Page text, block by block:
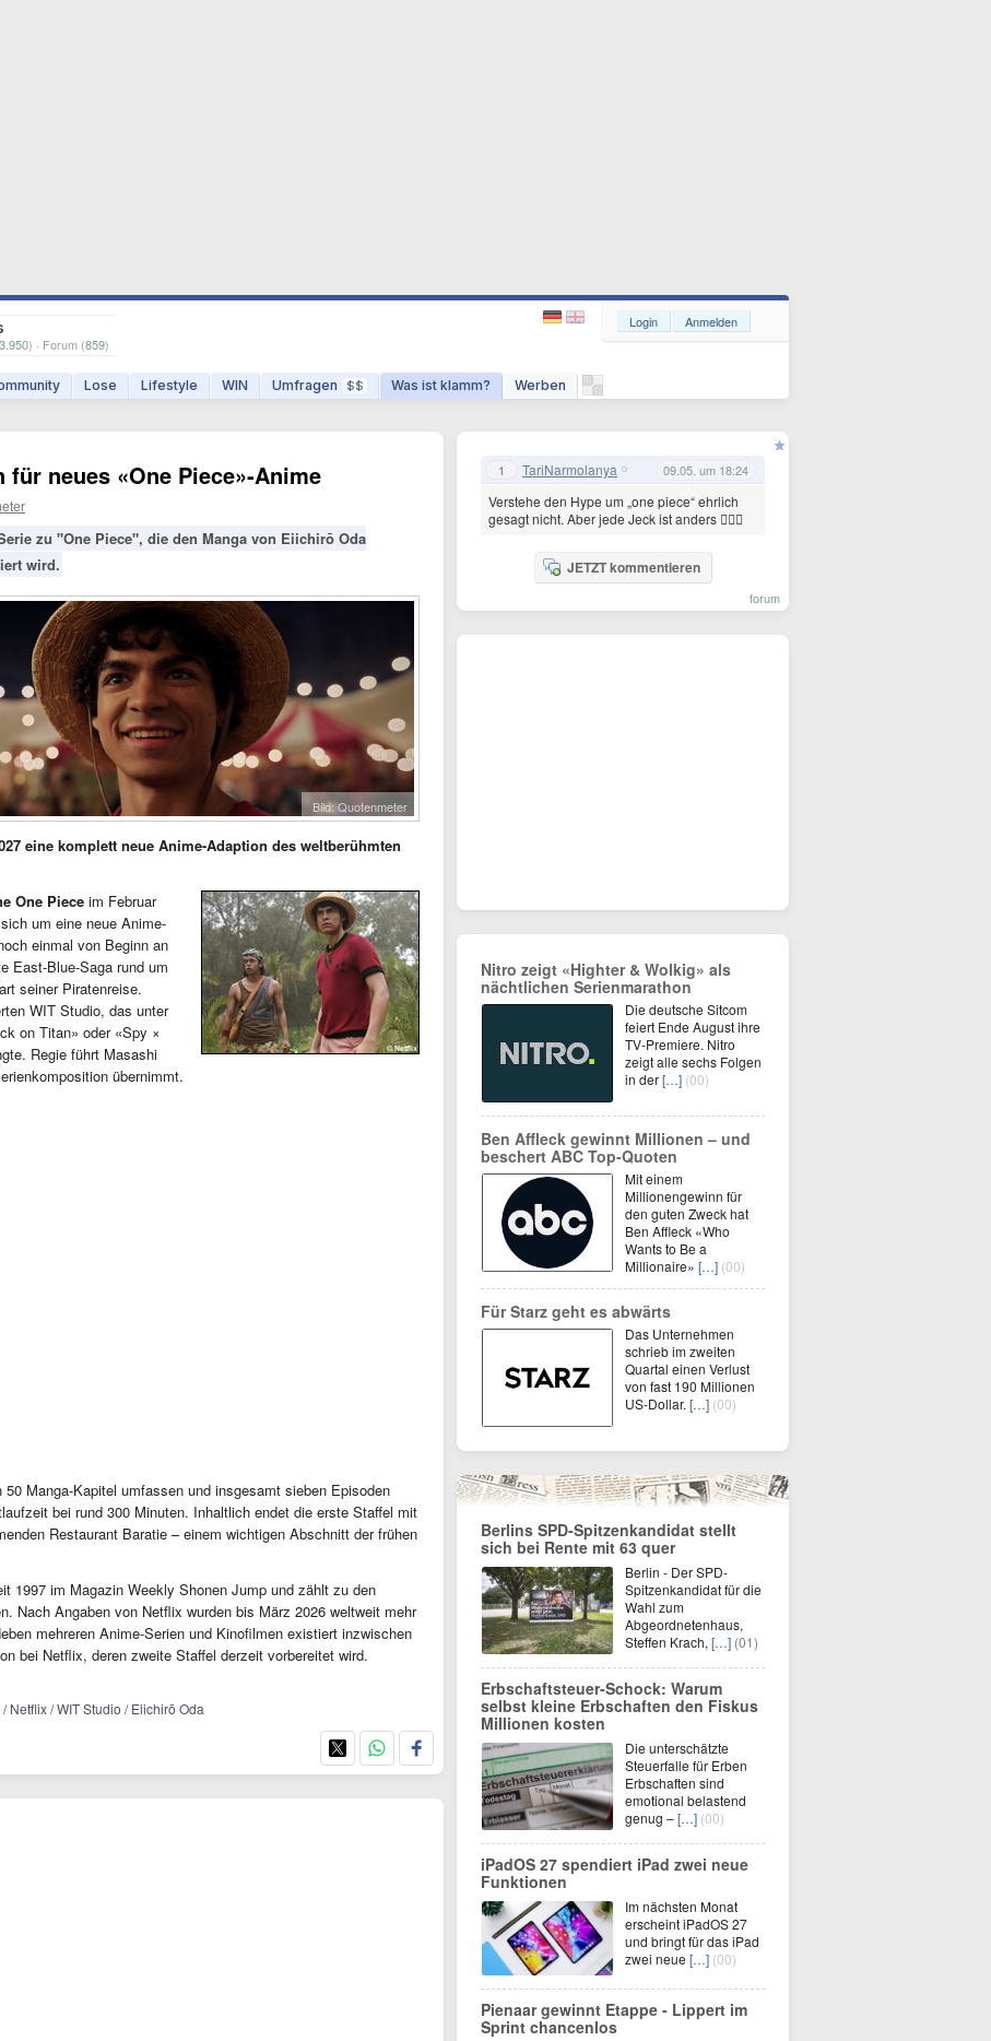
3.950) · Forum (859)
Lose Lifestyle WIN Umfragen $$ Was ist klamm? Werben
Login Anmelden
neues «One Piece»-Anime
zu "One Piece", die den Manga von Eiichirō Oda
wird.
Bild: Quotenmeter
eine komplett neue Anime-Adaption des weltberühmten
One Piece im Februar
um eine neue Anime-
einmal von Beginn an
East-Blue-Saga rund um
seiner Piratenreise.
WIT Studio, das unter
on Titan» oder «Spy ×
Regie führt Masashi
übernimmt.
Manga-Kapitel umfassen und insgesamt sieben Episoden
bei rund 300 Minuten. Inhaltlich endet die erste Staffel mit
Restaurant Baratie – einem wichtigen Abschnitt der frühen
1997 im Magazin Weekly Shonen Jump und zählt zu den
Nach Angaben von Netflix wurden bis März 2026 weltweit mehr
mehreren Anime-Serien und Kinofilmen existiert inzwischen
bei Netflix, deren zweite Staffel derzeit vorbereitet wird.
Netflix / WIT Studio / Eiichirō Oda
1 TariNarmolanya 09.05. um 18:24
Verstehe den Hype um „one piece“ ehrlich
gesagt nicht. Aber jede Jeck ist anders 🤷🏻‍♀️
JETZT kommentieren
forum
Nitro zeigt «Highter & Wolkig» als
nächtlichen Serienmarathon
Die deutsche Sitcom
feiert Ende August ihre
TV-Premiere. Nitro
zeigt alle sechs Folgen
in der[…] (00)
Ben Affleck gewinnt Millionen – und
beschert ABC Top-Quoten
Mit einem
Millionengewinn für
den guten Zweck hat
Ben Affleck «Who
Wants to Be a
Millionaire» […] (00)
Für Starz geht es abwärts
Das Unternehmen
schrieb im zweiten
Quartal einen Verlust
von fast 190 Millionen
US-Dollar. […] (00)
Berlins SPD-Spitzenkandidat stellt
sich bei Rente mit 63 quer
Berlin - Der SPD-
Spitzenkandidat für die
Wahl zum
Abgeordnetenhaus,
Steffen Krach, […] (01)
Erbschaftsteuer-Schock: Warum
selbst kleine Erbschaften den Fiskus
Millionen kosten
Die unterschätzte
Steuerfalle für Erben
Erbschaften sind
emotional belastend
genug –[…] (00)
iPadOS 27 spendiert iPad zwei neue
Funktionen
Im nächsten Monat
erscheint iPadOS 27
und bringt für das iPad
zwei neue […] (00)
Pienaar gewinnt Etappe - Lippert im
Sprint chancenlos